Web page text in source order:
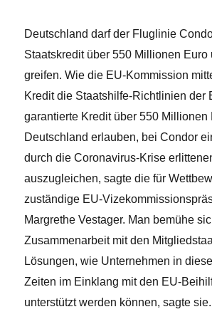
Deutschland darf der Fluglinie
Staatskredit über 550 Millionen Euro
greifen. Wie die EU-Kommission
Kredit die Staatshilfe-Richtlinien der
garantierte Kredit über 550 Millionen
Deutschland erlauben, bei Condor
durch die Coronavirus-Krise
auszugleichen, sagte die für
zuständige EU-
Margrethe Vestager. Man bemühe
Zusammenarbeit mit den
Lösungen, wie Unternehmen in
Zeiten im Einklang mit den EU-
unterstützt werden können, sagte sie.